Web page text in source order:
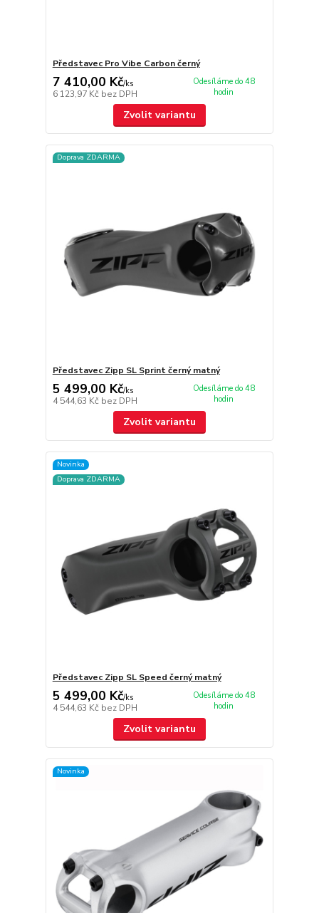
Představec Pro Vibe Carbon černý
7 410,00 Kč/ks
6 123,97 Kč bez DPH
Odesíláme do 48
hodin
Zvolit variantu
Doprava ZDARMA
Představec Zipp SL Sprint černý matný
5 499,00 Kč/ks
4 544,63 Kč bez DPH
Odesíláme do 48
hodin
Zvolit variantu
Novinka
Doprava ZDARMA
Představec Zipp SL Speed černý matný
5 499,00 Kč/ks
4 544,63 Kč bez DPH
Odesíláme do 48
hodin
Zvolit variantu
Novinka